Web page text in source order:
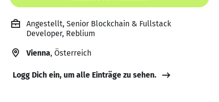
Angestellt, Senior Blockchain & Fullstack
Developer, Reblium
Vienna, Österreich
Logg Dich ein, um alle Einträge zu sehen.